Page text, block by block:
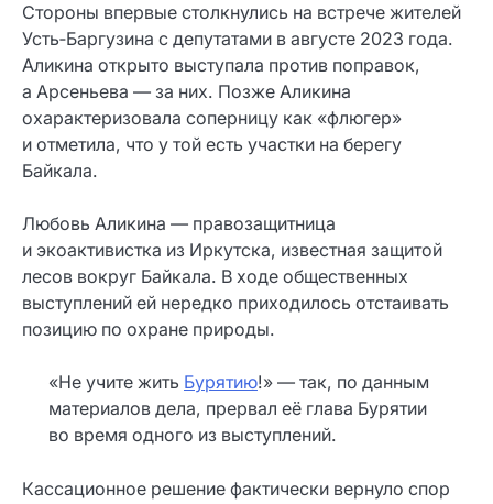
Стороны впервые столкнулись на встрече жителей
Усть‑Баргузина с депутатами в августе 2023 года.
Аликина открыто выступала против поправок,
а Арсеньева — за них. Позже Аликина
охарактеризовала соперницу как «флюгер»
и отметила, что у той есть участки на берегу
Байкала.
Любовь Аликина — правозащитница
и экоактивистка из Иркутска, известная защитой
лесов вокруг Байкала. В ходе общественных
выступлений ей нередко приходилось отстаивать
позицию по охране природы.
«Не учите жить Бурятию!» — так, по данным
материалов дела, прервал её глава Бурятии
во время одного из выступлений.
Кассационное решение фактически вернуло спор